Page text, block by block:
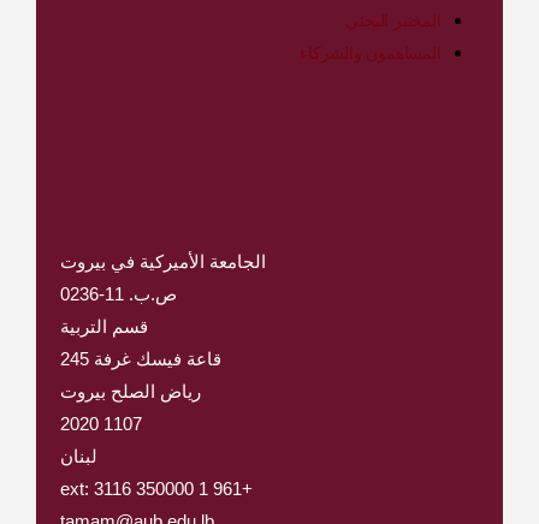
المختبر البحثي
المساهمون والشركاء
الجامعة الأميركية في بيروت
ص.ب. 11-0236
قسم التربية
قاعة فيسك غرفة 245
رياض الصلح بيروت
1107 2020
لبنان
+961 1 350000 ext: 3116